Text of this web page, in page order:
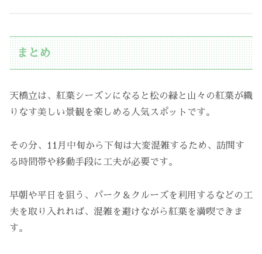
まとめ
天橋立は、紅葉シーズンになると松の緑と山々の紅葉が織
りなす美しい景観を楽しめる人気スポットです。
その分、11月中旬から下旬は大変混雑するため、訪問す
る時間帯や移動手段に工夫が必要です。
早朝や平日を狙う、パーク＆クルーズを利用するなどの工
夫を取り入れれば、混雑を避けながら紅葉を満喫できま
す。